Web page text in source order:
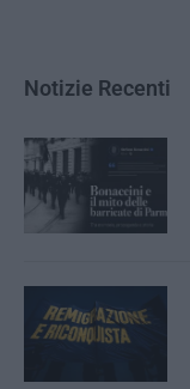
Notizie Recenti